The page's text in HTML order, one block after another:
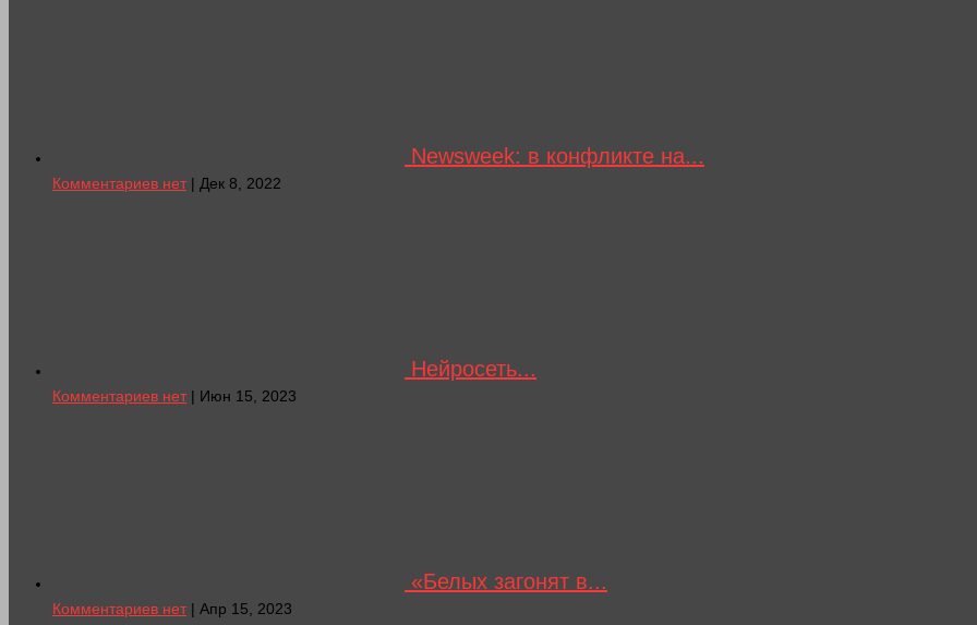
Newsweek: в конфликте на...
Комментариев нет| Дек 8, 2022
Нейросеть...
Комментариев нет| Июн 15, 2023
«Белых загонят в...
Комментариев нет| Апр 15, 2023